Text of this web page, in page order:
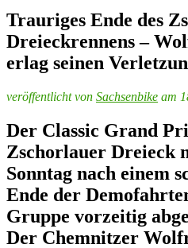
Trauriges Ende des
Dreieckrennens –
erlag seinen
veröffentlicht von Sachsenbike am
Der Classic Grand
Zschorlauer Dreieck
Sonntag nach einem
Ende der
Gruppe vorzeitig
Der Chemnitzer